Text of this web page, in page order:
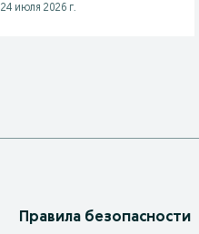
24 июля 2026 г.
Правила безопасности